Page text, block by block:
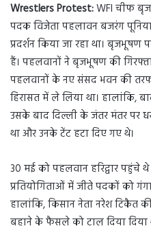
Wrestlers Protest:WFI चीफ
पदक विजेता पहलावन बजरंग
प्रदर्शन किया जा रहा था।
हैं। पहलवानों ने बृजभूषण की
पहलवानों के नए संसद भवन की
हिरासत में ले लिया था। हालांकि,
उसके बाद दिल्ली के जंतर मंतर पर
था और उनके टेंट हटा दिए गए थे।
30 मई को पहलवान हरिद्वार पहुंचे
प्रतियोगिताओं में जीते पदकों को
हालांकि, किसान नेता नरेश टिकैत
बहाने के फैसले को टाल दिया दिया